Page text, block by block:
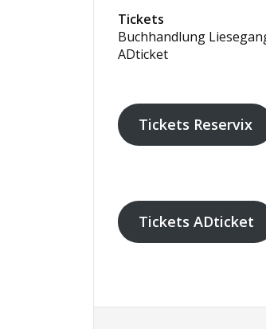
Tickets
Buchhandlung
ADticket
Tickets Reservix
Tickets ADticket